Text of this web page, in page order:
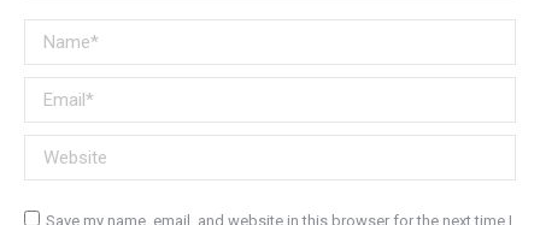
Name *
Email *
Website
Save my name, email, and website in this browser for the next time I